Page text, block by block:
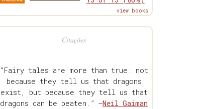
view books
Citações
“Fairy tales are more than true: not
because they tell us that dragons
exist, but because they tell us that
dragons can be beaten.” —Neil Gaiman